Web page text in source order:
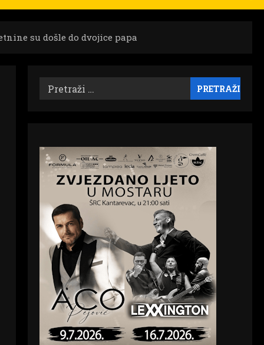
su došle do dvojice papa
Pretraži: